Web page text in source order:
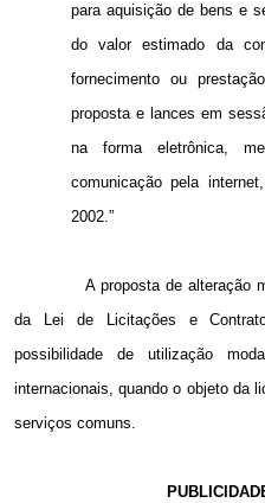
para aquisição de bens e
do valor estimado da
fornecimento ou
proposta e lances em
na forma eletrônica,
comunicação pela
2002.”
A proposta de alteração
da Lei de Licitações e
possibilidade de utilização
internacionais, quando o objeto da
serviços comuns.